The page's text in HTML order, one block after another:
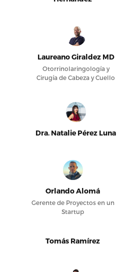
Laureano Giraldez MD
Otorrinolaringología y
Cirugía de Cabeza y Cuello
Dra. Natalie Pérez Luna
Orlando Alomá
Gerente de Proyectos en un
Startup
Tomás Ramírez